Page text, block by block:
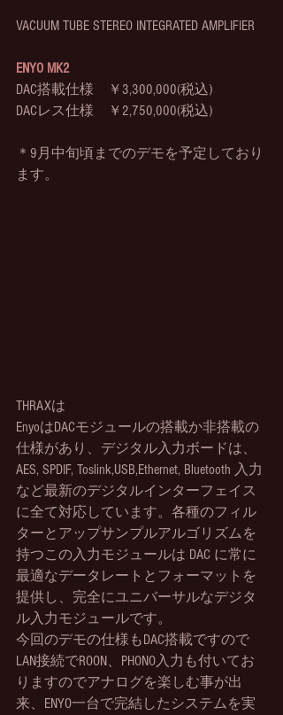
VACUUM TUBE STEREO INTEGRATED AMPLIFIER
ENYO MK2
DAC搭載仕様　￥3,300,000(税込)
DACレス仕様　￥2,750,000(税込)
＊9月中旬頃までのデモを予定しており
ます。
THRAXは
EnyoはDACモジュールの搭載か非搭載の
仕様があり、デジタル入力ボードは、
AES, SPDIF, Toslink,USB,Ethernet, Bluetooth 入力
など最新のデジタルインターフェイス
に全て対応しています。各種のフィル
ターとアップサンプルアルゴリズムを
持つこの入力モジュールは DAC に常に
最適なデータレートとフォーマットを
提供し、完全にユニバーサルなデジタ
ル入力モジュールです。
今回のデモの仕様もDAC搭載ですので
LAN接続でROON、PHONO入力も付いてお
りますのでアナログを楽しむ事が出
来、ENYO一台で完結したシステムを実